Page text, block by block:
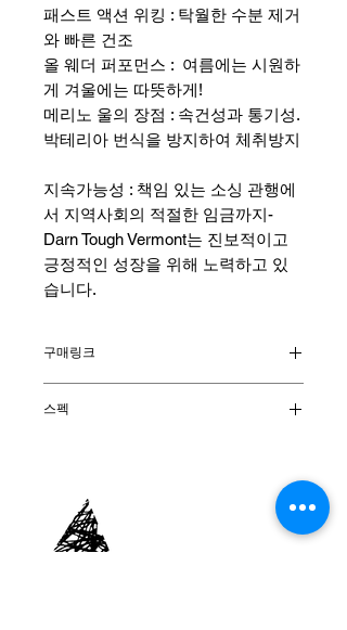
패스트 액션 위킹 : 탁월한 수분 제거
와 빠른 건조
올 웨더 퍼포먼스 : 여름에는 시원하
게 겨울에는 따뜻하게!
메리노 울의 장점 : 속건성과 통기성.
박테리아 번식을 방지하여 체취방지
지속가능성 : 책임 있는 소싱 관행에
서 지역사회의 적절한 임금까지-
Darn Tough Vermont는 진보적이고
긍정적인 성장을 위해 노력하고 있
습니다.
구매링크
스펙
양말높이 : Boot Sock
쿠션종류 : Midweight with Cushion
원산지 : 미국